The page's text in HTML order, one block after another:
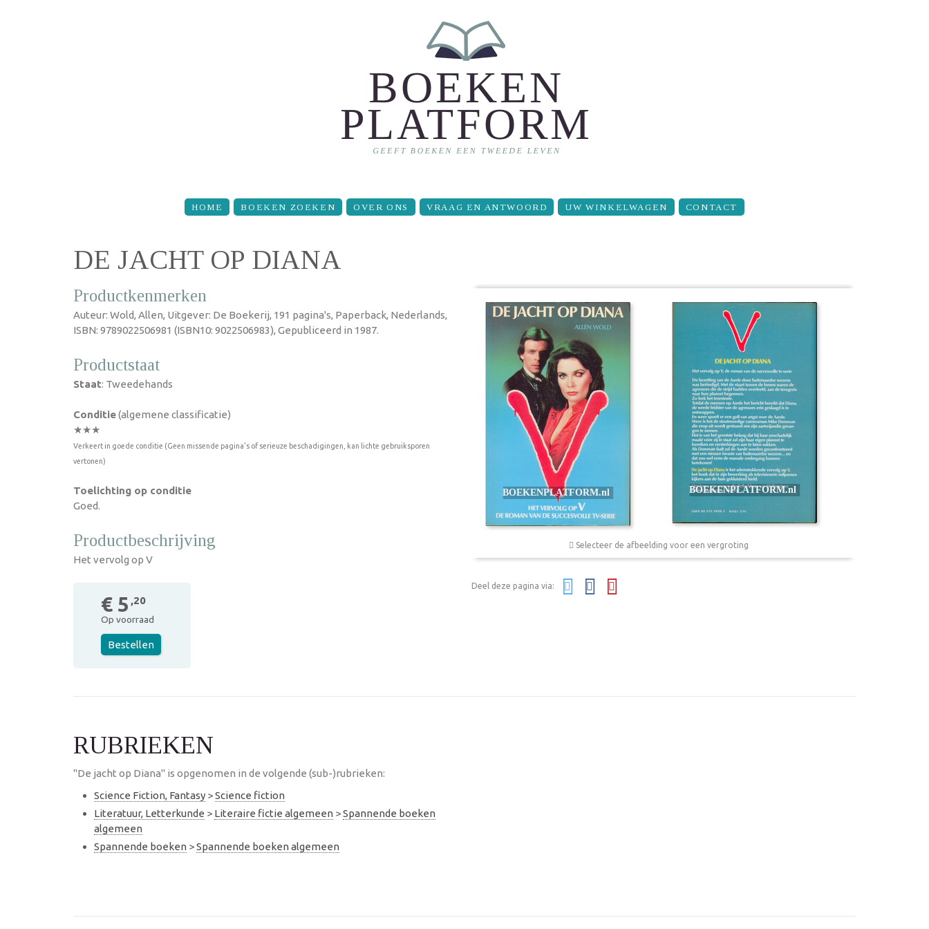
HOME BOEKEN ZOEKEN OVER ONS VRAAG EN ANTWOORD UW WINKELWAGEN CONTACT
DE JACHT OP DIANA
Productkenmerken
Auteur: Wold, Allen, Uitgever: De Boekerij, 191 pagina's, Paperback, Nederlands,
ISBN: 9789022506981 (ISBN10: 9022506983), Gepubliceerd in 1987.
Productstaat
Staat: Tweedehands
Conditie(algemene classificatie)
★★★
Verkeert in goede conditie (Geen missende pagina's of serieuze beschadigingen, kan lichte gebruiksporen
vertonen)
Toelichting op conditie
Goed.
Productbeschrijving
Het vervolg op V
€ 5 ,20
Op voorraad
Bestellen
Selecteer de afbeelding voor een vergroting
Deel deze pagina via:
RUBRIEKEN
"De jacht op Diana" is opgenomen in de volgende (sub-)rubrieken:
Science Fiction, Fantasy >Science fiction
Literatuur, Letterkunde > Literaire fictie algemeen >Spannende boeken
algemeen
Spannende boeken >Spannende boeken algemeen